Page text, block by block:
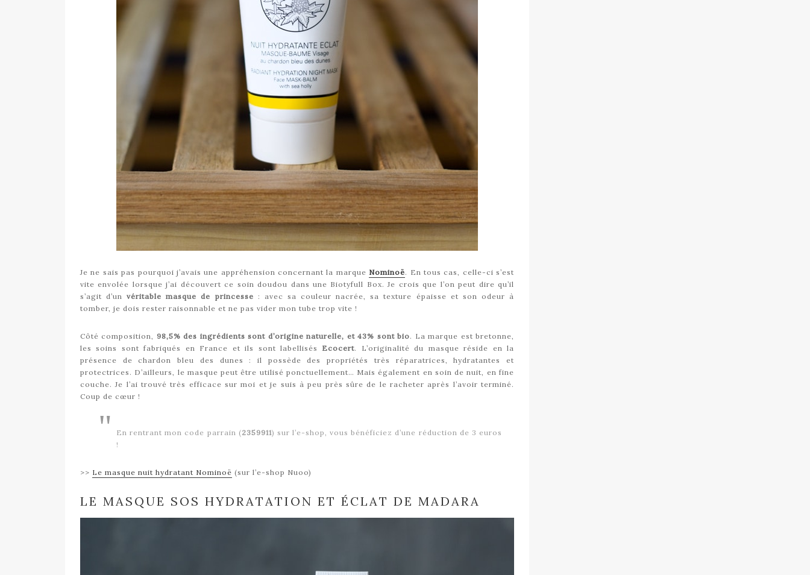
Je ne sais pas pourquoi j’avais une appréhension concernant la marque Nominoë. En tous cas, celle-ci s’est
vite envolée lorsque j’ai découvert ce soin doudou dans une Biotyfull Box. Je crois que l’on peut dire qu’il
s’agit d’unvéritable masque de princesse : avec sa couleur nacrée, sa texture épaisse et son odeur à
tomber, je dois rester raisonnable et ne pas vider mon tube trop vite !
Côté composition, 98,5% des ingrédients sont d’origine naturelle, et 43% sont bio. La marque est bretonne,
les soins sont fabriqués en France et ils sont labellisés Ecocert. L’originalité du masque réside en la
présence de chardon bleu des dunes : il possède des propriétés très réparatrices, hydratantes et
protectrices. D’ailleurs, le masque peut être utilisé ponctuellement… Mais également en soin de nuit, en fine
couche. Je l’ai trouvé très efficace sur moi et je suis à peu près sûre de le racheter après l’avoir terminé.
Coup de cœur !
En rentrant mon code parrain (2359911) sur l’e-shop, vous bénéficiez d’une réduction de 3 euros
!
>> Le masque nuit hydratant Nominoë (sur l’e-shop Nuoo)
LE MASQUE SOS HYDRATATION ET ÉCLAT DE MADARA